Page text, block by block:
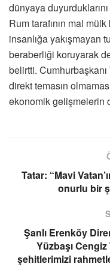
dünyaya
Rum tarafının mal
insanlığa yakışmayan
beraberliği koruyarak
belirtti.
direkt temasın
ekonomik gelişmelerin
Tatar: “Mavi
onurlu bir
Şanlı Erenköy
Yüzbaşı
şehitlerimizi